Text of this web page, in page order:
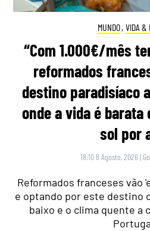
MUNDO, VIDA &
“Com 1.000€/mês
reformados
destino paradisíaco
onde a vida é barata
sol por
18:10 8 Agosto, 2026 |
Reformados franceses vão
e optando por este destino
baixo e o clima quente a